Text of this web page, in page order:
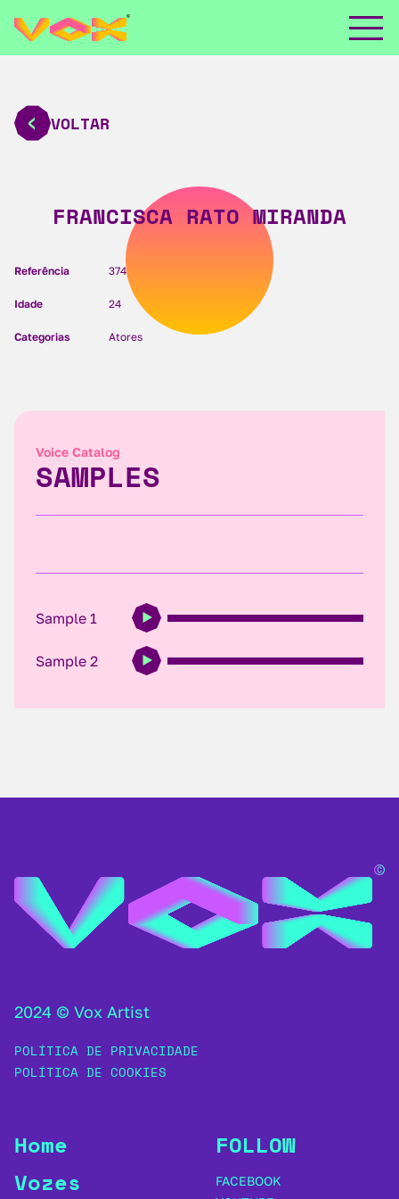
VOLTAR
FRANCISCA RATO MIRANDA
Referência 374
Idade 24
Categorias Atores
Voice Catalog
SAMPLES
Sample 1
Sample 2
2024 © Vox Artist
POLÍTICA DE PRIVACIDADE
POLÍTICA DE COOKIES
Home
Vozes
FOLLOW
FACEBOOK